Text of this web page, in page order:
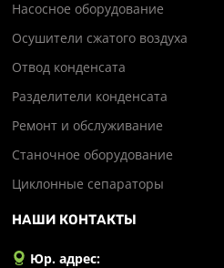
Насосное оборудование
Осушители сжатого воздуха
Отвод конденсата
Разделители конденсата
Ремонт и обслуживание
Станочное оборудование
Циклонные сепараторы
НАШИ КОНТАКТЫ
Юр. адрес: